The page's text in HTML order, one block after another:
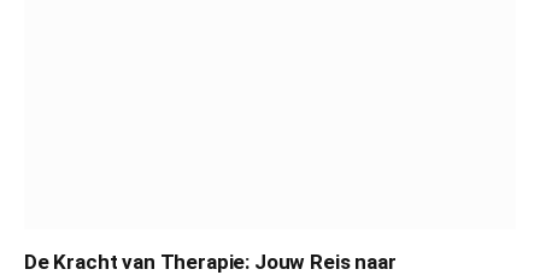
De Kracht van Therapie: Jouw Reis naar